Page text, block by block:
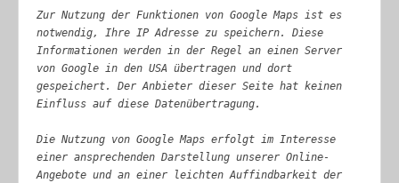
Zur Nutzung der Funktionen von Google Maps ist es
notwendig, Ihre IP Adresse zu speichern. Diese
Informationen werden in der Regel an einen Server
von Google in den USA übertragen und dort
gespeichert. Der Anbieter dieser Seite hat keinen
Einfluss auf diese Datenübertragung.
Die Nutzung von Google Maps erfolgt im Interesse
einer ansprechenden Darstellung unserer Online-
Angebote und an einer leichten Auffindbarkeit der